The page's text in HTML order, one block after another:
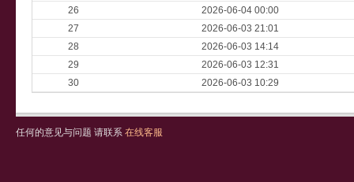
26
2026-06-04 00:00
27
2026-06-03 21:01
28
2026-06-03 14:14
29
2026-06-03 12:31
30
2026-06-03 10:29
任何的意见与问题 请联系 在线客服